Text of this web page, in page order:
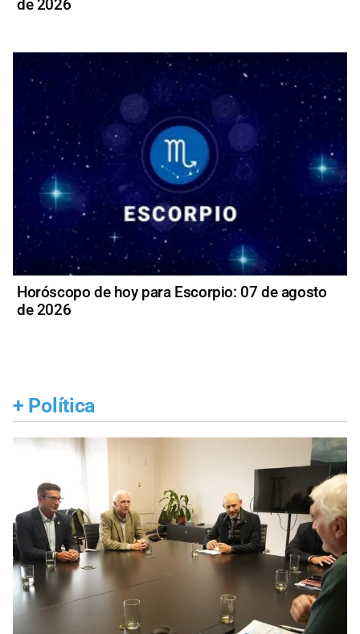
de 2026
Horóscopo de hoy para Escorpio: 07 de agosto
de 2026
+ Política